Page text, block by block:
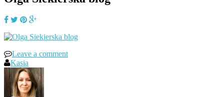
Leave a comment
Kasia